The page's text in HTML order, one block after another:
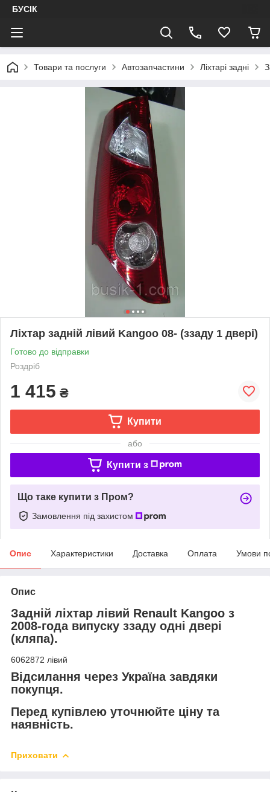
БУСІК
Товари та послуги Автозапчастини Ліхтарі задні
Ліхтар задній лівий Kangoo 08- (ззаду 1 двері)
Готово до відправки
Роздріб
1 415 ₴
Купити
або
Купити з
Що таке купити з Пром?
Замовлення під захистом
Опис Характеристики Доставка Оплата Умови
Опис
Задній ліхтар лівий Renault Kangoo з
2008-года випуску ззаду одні двері
(кляпа).
6062872 лівий
Відсилання через Україна завдяки
покупця.
Перед купівлею уточнюйте ціну та
наявність.
Приховати